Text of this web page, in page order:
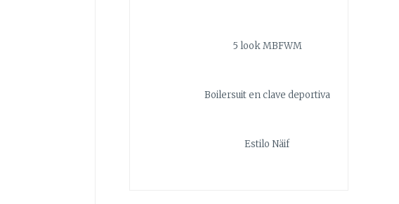
5 look MBFWM
Boilersuit en clave deportiva
Estilo Näif